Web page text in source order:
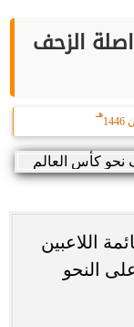
الزحف
هـ
اللاعبين
النحو